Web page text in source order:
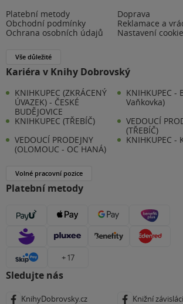
Platební metody
Doprava
Obchodní podmínky
Reklamace a
Ochrana osobních údajů
Nastavení
Vše důležité
Kariéra v Knihy Dobrovský
KNIHKUPEC (ZKRÁCENÝ
ÚVAZEK) - ČESKÉ
BUDĚJOVICE
KNIHKUPEC -
Vaňkovka)
KNIHKUPEC (TŘEBÍČ)
VEDOUCÍ
(TŘEBÍČ)
VEDOUCÍ PRODEJNY
(OLOMOUC - OC HANÁ)
KNIHKUPEC -
Volné pracovní pozice
Platební metody
+ 17
Sledujte nás
KnihyDobrovsky.cz Knižní závisláci